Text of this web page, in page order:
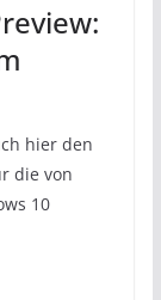
hier den
die von
10